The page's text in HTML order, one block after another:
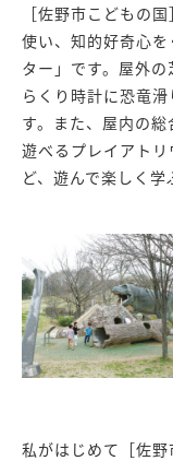
［佐野市こどもの
使い、知的好奇心
ター」です。屋外
らくり時計に恐竜
す。また、屋内の
遊べるプレイアト
ど、遊んで楽しく学
私がはじめて［佐